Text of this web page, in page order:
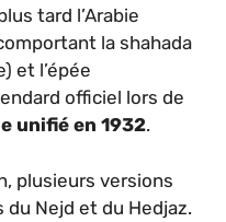
tard l’Arabie
la shahada
et l’épée
officiel lors de
unifié en 1932.
plusieurs versions
Nejd et du Hedjaz.